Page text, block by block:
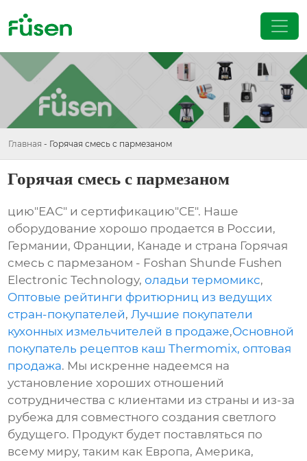
Главная - Горячая смесь с пармезаном
Горячая смесь с пармезаном
цию"ЕАС" и сертификацию"СЕ". Наше
оборудование хорошо продается в России,
Германии, Франции, Канаде и страна Горячая
смесь с пармезаном - Foshan Shunde Fushen
Electronic Technology,оладьи термомикс,
Оптовые рейтинги фритюрниц из ведущих
стран-покупателей,Лучшие покупатели
кухонных измельчителей в продаже,Основной
покупатель рецептов каш Thermomix, оптовая
продажа. Мы искренне надеемся на
установление хороших отношений
сотрудничества с клиентами из страны и из-за
рубежа для совместного создания светлого
будущего. Продукт будет поставляться по
всему миру, таким как Европа, Америка,